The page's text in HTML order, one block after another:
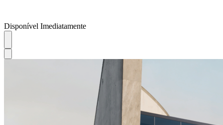
Disponível Imediatamente